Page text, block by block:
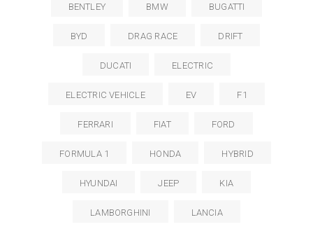
BENTLEY BMW BUGATTI
BYD DRAG RACE DRIFT
DUCATI ELECTRIC
ELECTRIC VEHICLE EV F1
FERRARI FIAT FORD
FORMULA 1 HONDA HYBRID
HYUNDAI JEEP KIA
LAMBORGHINI LANCIA